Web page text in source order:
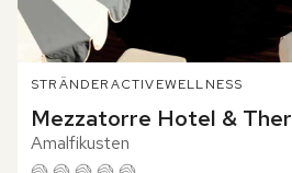
STRÄNDERACTIVEWELLNESS
Mezzatorre Hotel &
Amalfikusten